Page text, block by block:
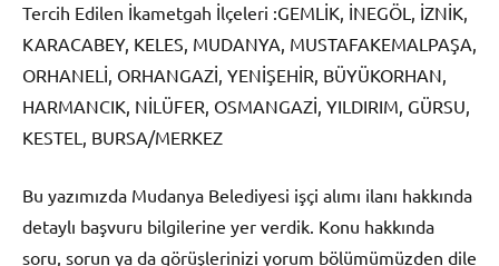
Tercih Edilen İkametgah İlçeleri :GEMLİK, İNEGÖL, İZNİK,
KARACABEY, KELES, MUDANYA, MUSTAFAKEMALPAŞA,
ORHANELİ, ORHANGAZİ, YENİŞEHİR, BÜYÜKORHAN,
HARMANCIK, NİLÜFER, OSMANGAZİ, YILDIRIM, GÜRSU,
KESTEL, BURSA/MERKEZ
Bu yazımızda Mudanya Belediyesi işçi alımı ilanı hakkında
detaylı başvuru bilgilerine yer verdik. Konu hakkında
soru, sorun ya da görüşlerinizi yorum bölümümüzden dile